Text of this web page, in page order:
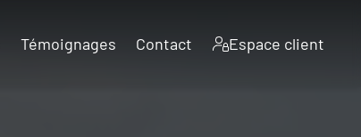
Témoignages Contact Espace client